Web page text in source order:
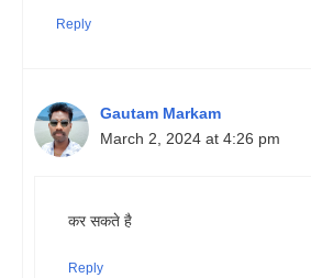
Reply
Gautam Markam
March 2, 2024 at 4:26 pm
कर सकते है
Reply